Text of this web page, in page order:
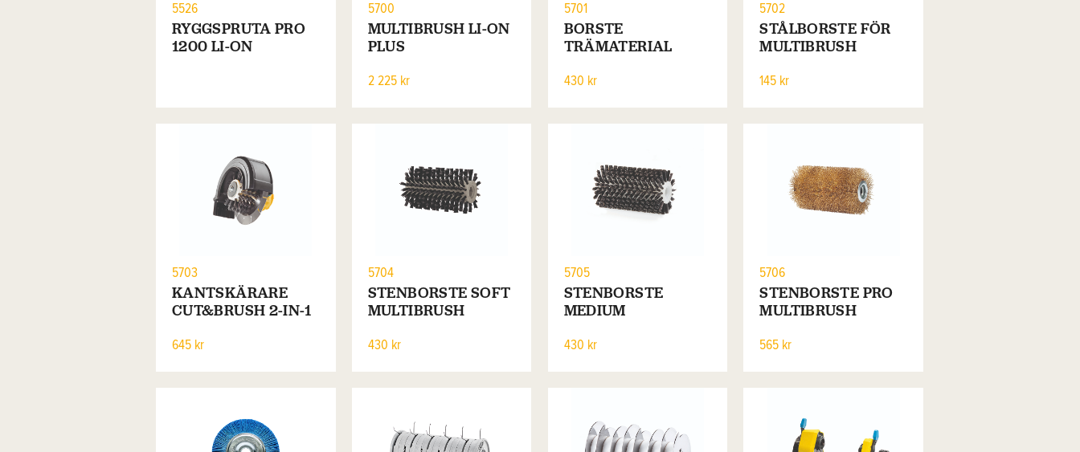
5526
RYGGSPRUTA PRO
1200 LI-ON
5700
MULTIBRUSH LI-ON
PLUS
2 225 kr
5701
BORSTE
TRÄMATERIAL
430 kr
5702
STÅLBORSTE FÖR
MULTIBRUSH
145 kr
5703
KANTSKÄRARE
CUT&BRUSH 2-IN-1
645 kr
5704
STENBORSTE SOFT
MULTIBRUSH
430 kr
5705
STENBORSTE
MEDIUM
430 kr
5706
STENBORSTE PRO
MULTIBRUSH
565 kr